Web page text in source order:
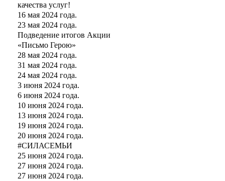
качества услуг!
16 мая 2024 года.
23 мая 2024 года.
Подведение итогов Акции
«Письмо Герою»
28 мая 2024 года.
31 мая 2024 года.
24 мая 2024 года.
3 июня 2024 года.
6 июня 2024 года.
10 июня 2024 года.
13 июня 2024 года.
19 июня 2024 года.
20 июня 2024 года.
#СИЛАСЕМЬИ
25 июня 2024 года.
27 июня 2024 года.
27 июня 2024 года.